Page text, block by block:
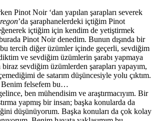
Pinot Noir ‘dan yapılan şarapları severek
’da şaraphanelerdeki içtiğim Pinot
içtiğim için kendim de yetiştirmek
Pinot Noir denedim. Bunun dışında bir
tercih diğer üzümler içinde geçerli, sevdiğim
ve sevdiğim üzümlerin şarabı yapmaya
biraz sevdiğim üzümlerden şarapları yapayım,
de satarım düşüncesiyle yolu çıktım.
Benim felsefem bu…
ben mühendisim ve araştırmacıyım. Bir
yapmış bir insan; başka konularda da
düşünüyorum. Başka konuları da çok kolay